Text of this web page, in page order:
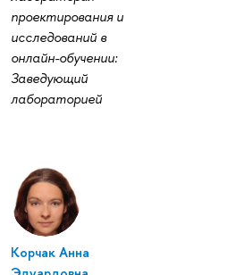
проектирования и
исследований в
онлайн-обучении:
Заведующий
лабораторией
Корчак Анна